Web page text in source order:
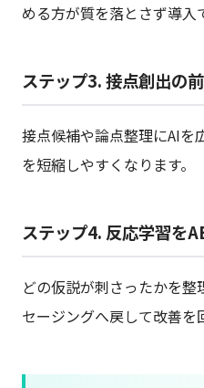
める方が質を落とさず導入
ステップ3. 接点創出の
接点候補や論点整理にAIを
を短縮しやすくなります。
ステップ4. 反応学習を
どの仮説が刺さったかを
セージングへ戻して改善を